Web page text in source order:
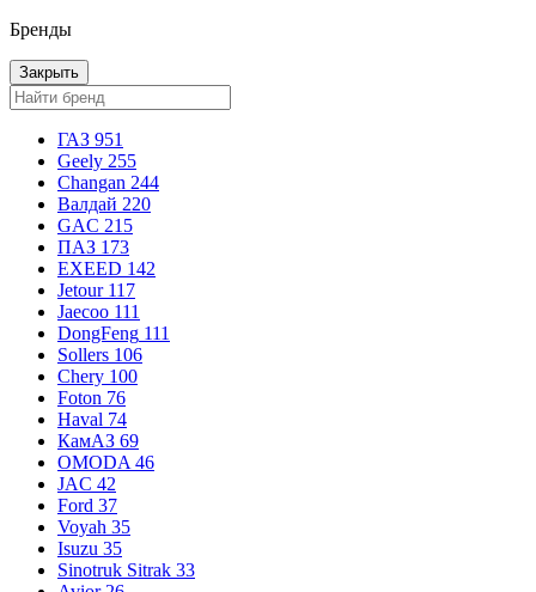
Бренды
Закрыть
ГАЗ 951
Geely 255
Changan 244
Валдай 220
GAC 215
ПАЗ 173
EXEED 142
Jetour 117
Jaecoo 111
DongFeng 111
Sollers 106
Chery 100
Foton 76
Haval 74
КамАЗ 69
OMODA 46
JAC 42
Ford 37
Voyah 35
Isuzu 35
Sinotruk Sitrak 33